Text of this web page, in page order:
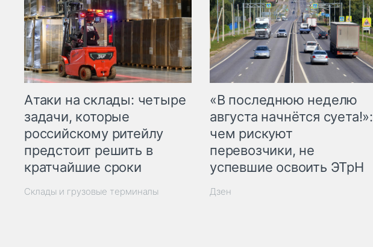
Атаки на склады: четыре
задачи, которые
российскому ритейлу
предстоит решить в
кратчайшие сроки
Склады и грузовые терминалы
«В последнюю неделю
августа начнётся суета!»:
чем рискуют
перевозчики, не
успевшие освоить ЭТрН
Дзен